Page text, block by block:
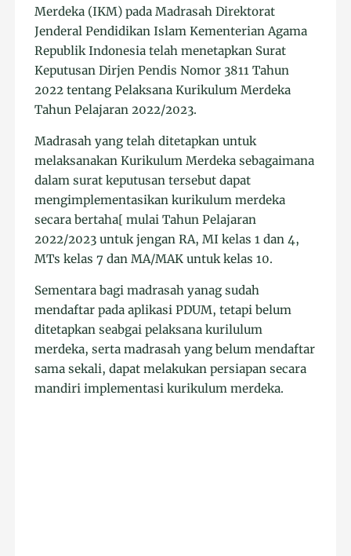
Merdeka (IKM) pada Madrasah Direktorat
Jenderal Pendidikan Islam Kementerian Agama
Republik Indonesia telah menetapkan Surat
Keputusan Dirjen Pendis Nomor 3811 Tahun
2022 tentang Pelaksana Kurikulum Merdeka
Tahun Pelajaran 2022/2023.
Madrasah yang telah ditetapkan untuk
melaksanakan Kurikulum Merdeka sebagaimana
dalam surat keputusan tersebut dapat
mengimplementasikan kurikulum merdeka
secara bertaha[ mulai Tahun Pelajaran
2022/2023 untuk jengan RA, MI kelas 1 dan 4,
MTs kelas 7 dan MA/MAK untuk kelas 10.
Sementara bagi madrasah yanag sudah
mendaftar pada aplikasi PDUM, tetapi belum
ditetapkan seabgai pelaksana kurilulum
merdeka, serta madrasah yang belum mendaftar
sama sekali, dapat melakukan persiapan secara
mandiri implementasi kurikulum merdeka.